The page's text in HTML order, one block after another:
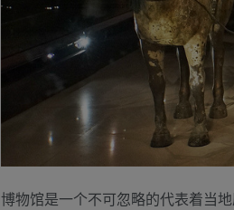
博物馆是一个不可忽略的代表着当